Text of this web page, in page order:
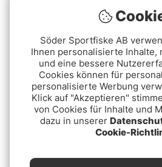
Ausverkauft
Söder Sportfiske AB
Ihnen personalisierte Inhalte,
und eine bessere
Cookies können für
personalisierte Werbung
Klick auf "Akzeptieren"
von Cookies für Inhalte und
dazu in unserer
Cookie-